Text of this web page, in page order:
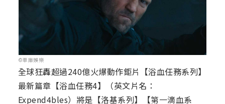
©車庫娛樂
全球狂轟超過240億火爆動作鉅片【浴血任務系列】
最新篇章【浴血任務4】（英文片名：
Expend4bles）將是【洛基系列】【第一滴血系